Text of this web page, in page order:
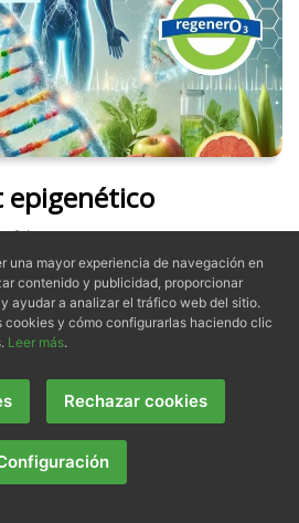
epigenético
es una herramienta que
ambientales y de estilo de
de nuestros genessin
de ADN. A diferencia de los
la epigenética se
experiencias y entorno
ciertos genes, afectando
una mayor experiencia de navegación en
contenido y publicidad, proporcionar
ayudar a analizar el tráfico web del sitio.
cookies y cómo configurarlas haciendo clic
Leer más.
Rechazar cookies